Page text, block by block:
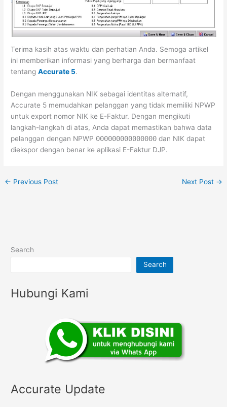
Terima kasih atas waktu dan perhatian Anda. Semoga artikel
ini memberikan informasi yang berharga dan bermanfaat
tentangAccurate 5.
Dengan menggunakan NIK sebagai identitas alternatif,
Accurate 5 memudahkan pelanggan yang tidak memiliki NPWP
untuk export nomor NIK ke E-Faktur. Dengan mengikuti
langkah-langkah di atas, Anda dapat memastikan bahwa data
pelanggan dengan NPWP 000000000000000 dan NIK dapat
diekspor dengan benar ke aplikasi E-Faktur DJP.
← Previous Post Next Post →
Search
Search
Hubungi Kami
Accurate Update